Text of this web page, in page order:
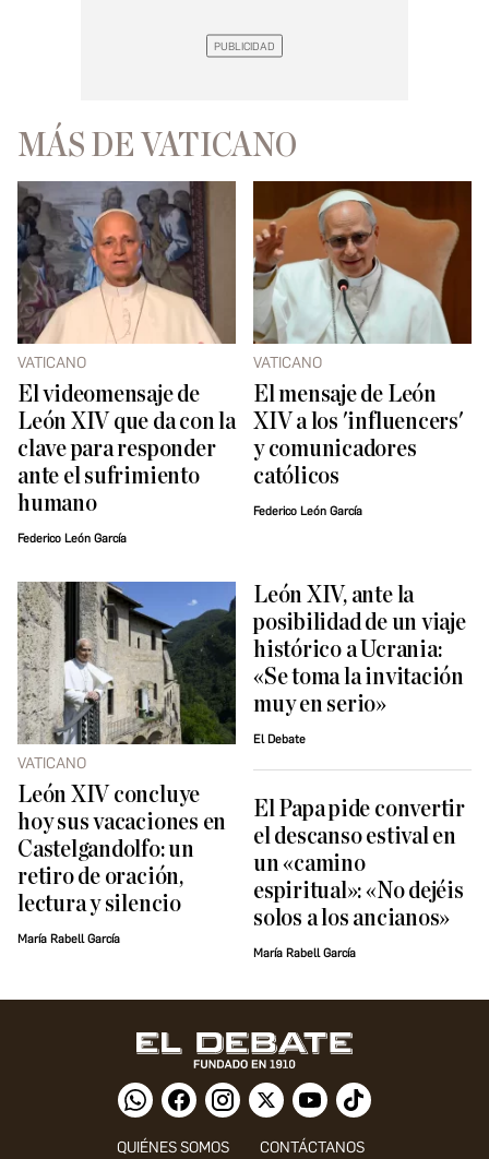
MÁS DE VATICANO
VATICANO
El videomensaje de
León XIV que da con la
clave para responder
ante el sufrimiento
humano
Federico León García
VATICANO
El mensaje de León
XIV a los 'influencers'
y comunicadores
católicos
Federico León García
VATICANO
León XIV concluye
hoy sus vacaciones en
Castelgandolfo: un
retiro de oración,
lectura y silencio
María Rabell García
León XIV, ante la
posibilidad de un viaje
histórico a Ucrania:
«Se toma la invitación
muy en serio»
El Debate
El Papa pide convertir
el descanso estival en
un «camino
espiritual»: «No dejéis
solos a los ancianos»
María Rabell García
QUIÉNES SOMOS CONTÁCTANOS